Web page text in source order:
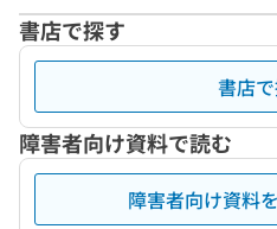
書店で探す
書店
障害者向け資料で読む
障害者向け資料